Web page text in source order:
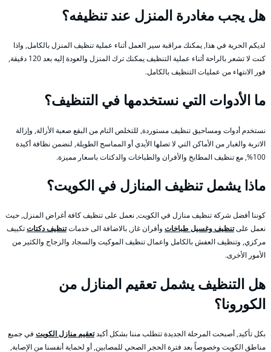
هل يجب مغادرة المنزل عند تنظيفه؟
لديكم الحرية في هذا, يمكنك مراقبة سير العمل أثناء عملية تنظيف المنزل بالكامل, واذا
كنت لا تشعر بالراحة أثناء عملية التنظيف يمكنك ترك المنزل والعودة إليه بعد 120 دقيقة,
فور الانتهاء من عمليات التنظيف بالكامل.
ما الأدوات التي نستخدمها في التنظيف؟
نستخدم أدوات ومساحيق تنظيف مستوردة, للتخلص التام من البقع صعبة الأزالة, وإزالة
الاتربة والغبار من الأماكن التي لا تصلها الأيدي أو المماسح الطويلة, لنضمن نظافة أكيدة
100%, مع تنظيف المطابخ والأفران والطباخات والدكتات باسعار مميزة.
ماذا يشمل تنظيف المنازل في الكويت؟
كوننا أفضل شركة تنظيف منازل في الكويت, نعمل على تنظيف كافة أغراض المنزل, حيث
نعمل علىتنظيف وغسيل طباخات وأفران غاز, بالاضافة الى خدماتتنظيف دكتاتتكييف
مركزي, وتنظيف العفش بالكامل واعمال تنظيف الموكيت والسجاد والزجاج والكثير من
الأمور الأخرى.
هل التنظيف يشمل تعقيم المنازل من
الكورونا؟
بكل تأكيد, أصبحت المرحلة الجديدة تتطلب مننا بشكل أكيدتعقيم منازل الكويت في جميع
مناطق الكويت وخصوصاً بعد فترة الحجر الصحي للمصابين, أو لحماية أنفسنا من الإصابة,